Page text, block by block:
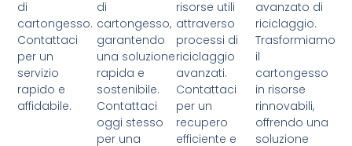
di
cartongesso.
Contattaci
per un
servizio
rapido e
affidabile.
di
cartongesso,
garantendo
una soluzione
rapida e
sostenibile.
Contattaci
oggi stesso
per una
risorse utili
attraverso
processi di
riciclaggio
avanzati.
Contattaci
per un
recupero
efficiente e
avanzato di
riciclaggio.
Trasformiamo
il
cartongesso
in risorse
rinnovabili,
offrendo una
soluzione